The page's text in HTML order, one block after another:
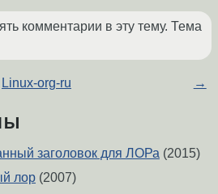
комментарии в эту тему. Тема
Linux-org-ru →
заголовок для ЛОРа (2015)
лор (2007)